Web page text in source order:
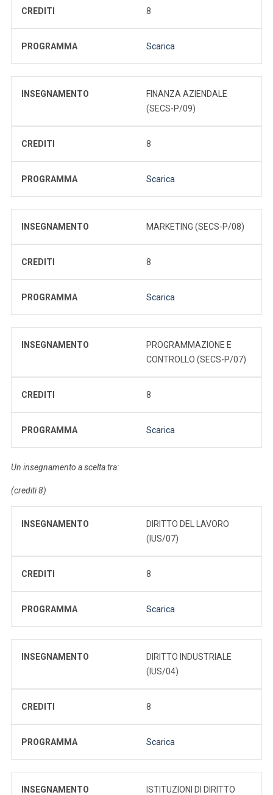
CREDITI 8
PROGRAMMA Scarica
INSEGNAMENTO
FINANZA AZIENDALE
(SECS-P/09)
CREDITI 8
PROGRAMMA Scarica
INSEGNAMENTO MARKETING (SECS-P/08)
CREDITI 8
PROGRAMMA Scarica
INSEGNAMENTO
PROGRAMMAZIONE E
CONTROLLO (SECS-P/07)
CREDITI 8
PROGRAMMA Scarica
Un insegnamento a scelta tra:
(crediti 8)
INSEGNAMENTO
DIRITTO DEL LAVORO
(IUS/07)
CREDITI 8
PROGRAMMA Scarica
INSEGNAMENTO
DIRITTO INDUSTRIALE
(IUS/04)
CREDITI 8
PROGRAMMA Scarica
INSEGNAMENTO
ISTITUZIONI DI DIRITTO